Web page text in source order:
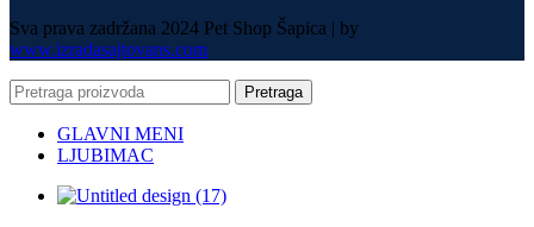
Sva prava zadržana 2024 Pet Shop Šapica | by
www.izradasajtovans.com
Pretraga
GLAVNI MENI
LJUBIMAC